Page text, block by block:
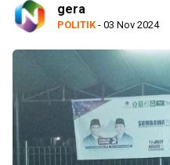
gera
POLITIK - 03 Nov 2024